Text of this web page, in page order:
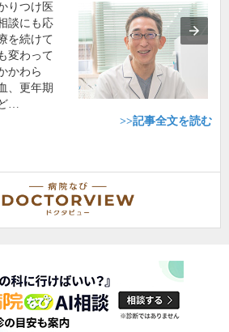
りつけ医
談にも応
を続けて
変わって
かわら
、更年期
…
>>記事全文を読む